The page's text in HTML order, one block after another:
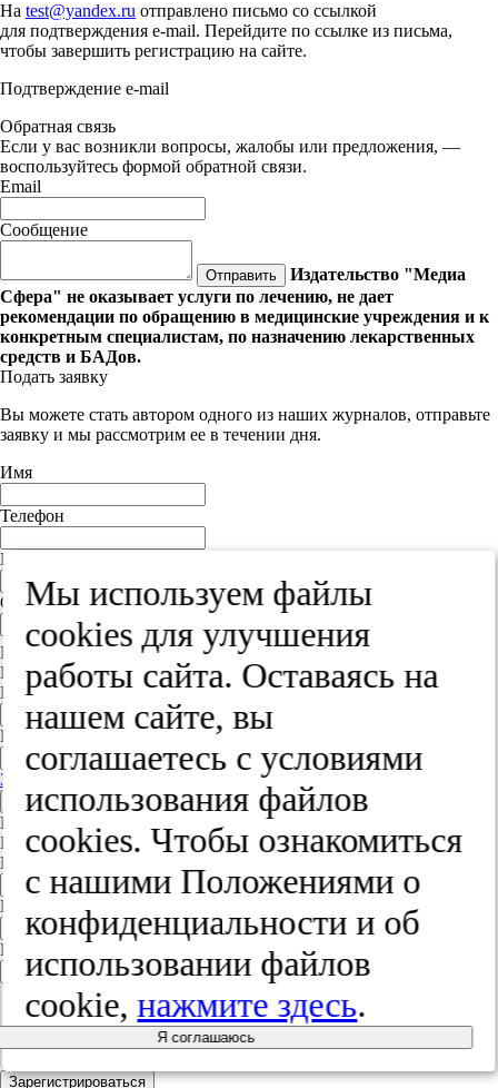
На test@yandex.ru отправлено письмо со ссылкой
для подтверждения e-mail. Перейдите по ссылке из письма,
чтобы завершить регистрацию на сайте.
Подтверждение e-mail
Обратная связь
Если у вас возникли вопросы, жалобы или предложения, —
воспользуйтесь формой обратной связи.
Email
Сообщение
Отправить
Издательство "Медиа
Сфера" не оказывает услуги по лечению, не дает
рекомендации по обращению в медицинские учреждения и к
конкретным специалистам, по назначению лекарственных
средств и БАДов.
Подать заявку
Вы можете стать автором одного из наших журналов, отправьте
заявку и мы рассмотрим ее в течении дня.
Имя
Телефон
E-mail
Сообщение
Отправить
Вход
Регистрация
E-mail
Пароль
Забыли пароль?
Войти
Вход
Регистрация
E-mail
Пароль
Повторите пароль
Зарегистрироваться
Мы используем файлы
cооkies для улучшения
работы сайта. Оставаясь на
нашем сайте, вы
соглашаетесь с условиями
использования файлов
cооkies. Чтобы ознакомиться
с нашими Положениями о
конфиденциальности и об
использовании файлов
cookie,нажмите здесь.
Я соглашаюсь